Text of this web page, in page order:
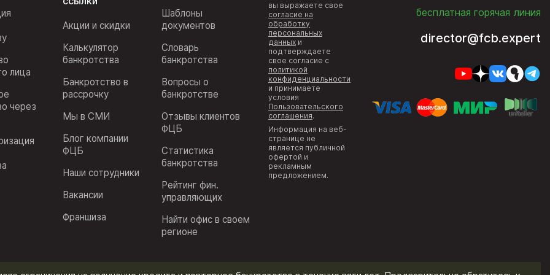
лица
через
Акции и скидки
Калькулятор
банкротства
Банкротство в
рассрочку
Мы в СМИ
Блог компании
ФЦБ
Наши сотрудники
Вакансии
Франшиза
Шаблоны
документов
Словарь
банкротства
Вопросы о
банкротстве
Отзывы клиентов
ФЦБ
Статистика
банкротства
Рейтинг фин.
управляющих
Найти офис в своем
регионе
вы выражаете свое
согласие на
обработку
персональных
данных и
подтверждаете
свое согласие с
политикой
конфиденциальности
и принимаете
условия
Пользовательского
соглашения.
Информация на веб-
странице не
является публичной
офертой и
рекламным
предложением.
бесплатная горячая линия
director@fcb.expert